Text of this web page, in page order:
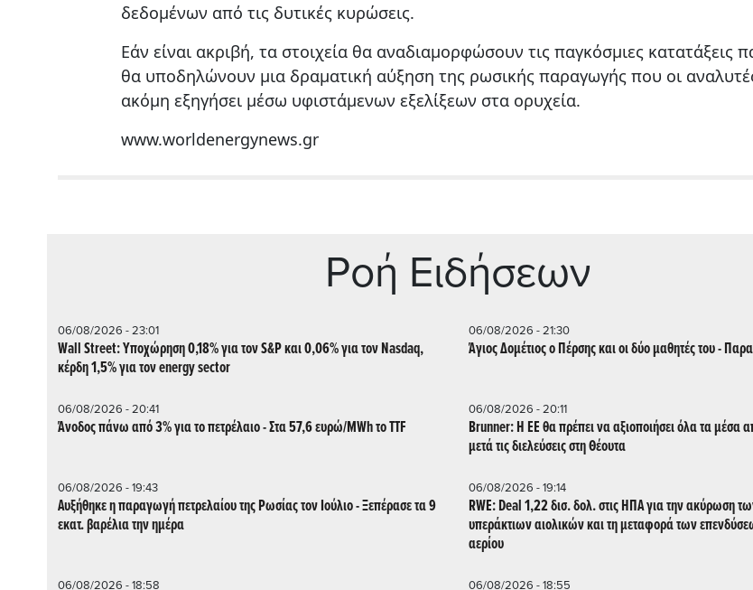
δεδομένων από τις δυτικές κυρώσεις.
Εάν είναι ακριβή, τα στοιχεία θα αναδιαμορφώσουν τις παγκόσμιες κατατάξεις
θα υποδηλώνουν μια δραματική αύξηση της ρωσικής παραγωγής που οι
ακόμη εξηγήσει μέσω υφιστάμενων εξελίξεων στα ορυχεία.
www.worldenergynews.gr
Ρoή Ειδήσεων
06/08/2026 - 23:01
Wall Street: Υποχώρηση 0,18% για τον S&P και 0,06% για τον Nasdaq,
κέρδη 1,5% για τον energy sector
06/08/2026 - 21:30
Άγιος Δομέτιος ο Πέρσης και οι δύο μαθητές του -
06/08/2026 - 20:41
Άνοδος πάνω από 3% για το πετρέλαιο - Στα 57,6 ευρώ/MWh το TTF
06/08/2026 - 20:11
Brunner: Η ΕΕ θα πρέπει να αξιοποιήσει όλα τα μέσα
μετά τις διελεύσεις στη Θέουτα
06/08/2026 - 19:43
Αυξήθηκε η παραγωγή πετρελαίου της Ρωσίας τον Ιούλιο - Ξεπέρασε τα 9
εκατ. βαρέλια την ημέρα
06/08/2026 - 19:14
RWE: Deal 1,22 δισ. δολ. στις ΗΠΑ για την ακύρωση των μισθώσεων
υπεράκτιων αιολικών και τη μεταφορά των
αερίου
06/08/2026 - 18:58 06/08/2026 - 18:55